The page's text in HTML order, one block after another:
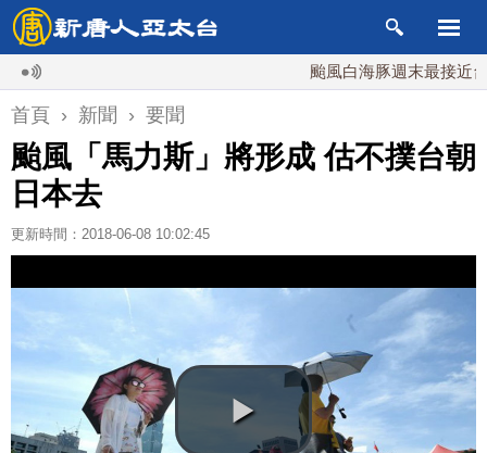
颱風白海豚週末最接近台灣
首頁 › 新聞 › 要聞
颱風「馬力斯」將形成 估不撲台朝
日本去
更新時間：2018-06-08 10:02:45